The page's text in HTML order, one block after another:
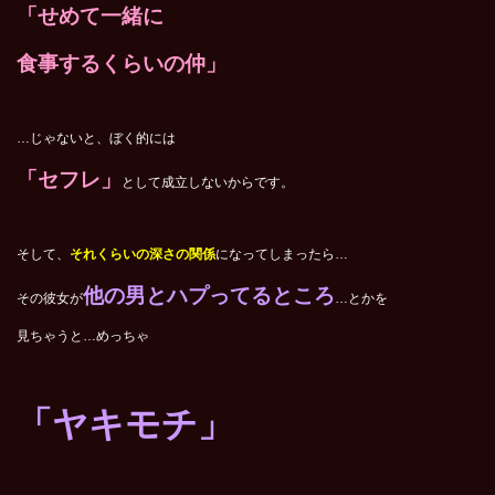
「せめて一緒に
食事するくらいの仲」
…じゃないと、ぼく的には
「セフレ」 として成立しないからです。
そして、 それくらいの深さの関係になってしまったら…
その彼女が他の男とハプってるところ…とかを
見ちゃうと…めっちゃ
「ヤキモチ」